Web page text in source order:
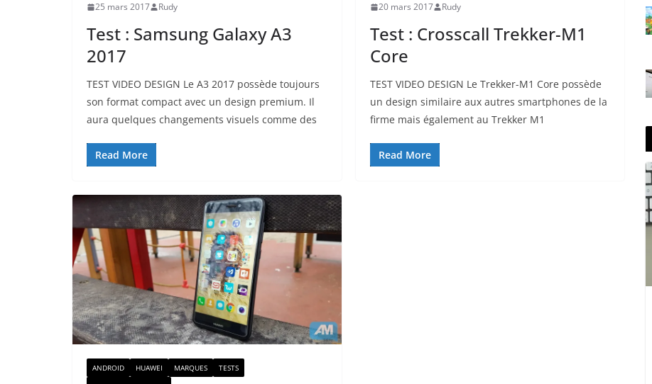
25 mars 2017 Rudy
Test : Samsung Galaxy A3
2017
TEST VIDEO DESIGN Le A3 2017 possède toujours
son format compact avec un design premium. Il
aura quelques changements visuels comme des
Read More
20 mars 2017 Rudy
Test : Crosscall Trekker-M1
Core
TEST VIDEO DESIGN Le Trekker-M1 Core possède
un design similaire aux autres smartphones de la
firme mais également au Trekker M1
Read More
ANDROID HUAWEI MARQUES
TESTS